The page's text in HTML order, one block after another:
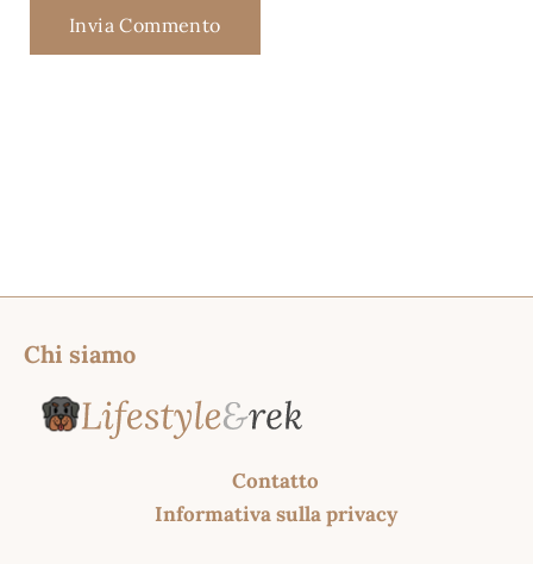
Chi siamo
Contatto
Informativa sulla privacy